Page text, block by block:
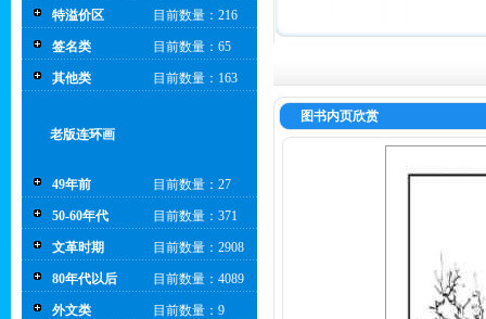
特溢价区 目前数量：216
签名类 目前数量：65
其他类 目前数量：163
老版连环画
49年前 目前数量：27
50-60年代 目前数量：371
文革时期 目前数量：2908
80年代以后 目前数量：4089
外文类 目前数量：9
图书内页欣赏